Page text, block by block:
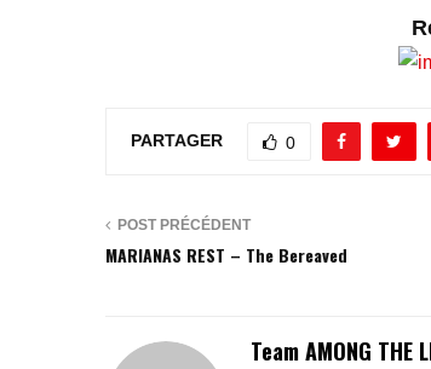
PARTAGER 0
POST PRÉCÉDENT
MARIANAS REST – The Bereaved
Team AMONG THE